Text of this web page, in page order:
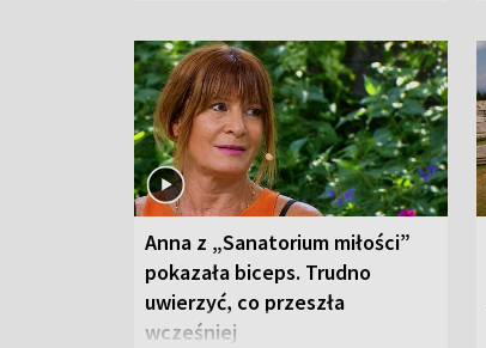
Anna z „Sanatorium miłości”
pokazała biceps. Trudno
uwierzyć, co przeszła
wcześniej